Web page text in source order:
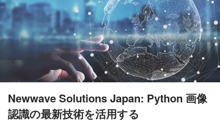
Newwave Solutions Japan: Python 画像
認識の最新技術を活用する